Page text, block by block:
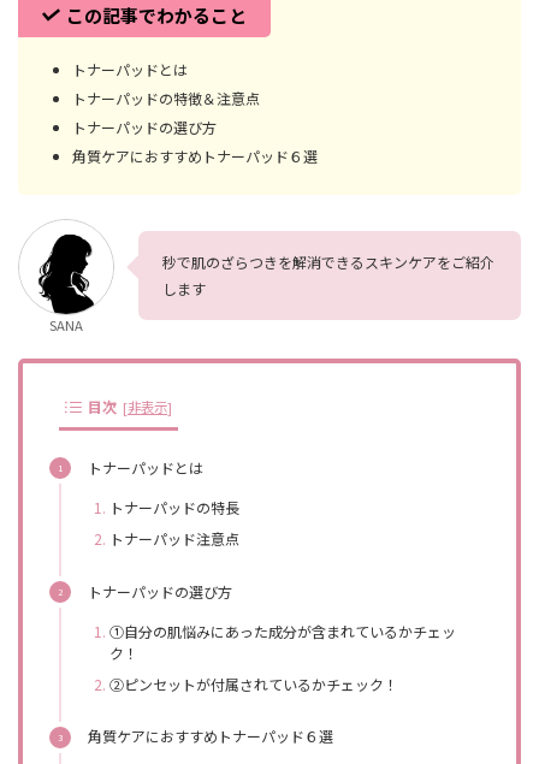
この記事でわかること
トナーパッドとは
トナーパッドの特徴＆注意点
トナーパッドの選び方
角質ケアにおすすめトナーパッド６選
SANA
秒で肌のざらつきを解消できるスキンケアをご紹介
します
目次 [非表示]
トナーパッドとは
トナーパッドの特長
トナーパッド注意点
トナーパッドの選び方
①自分の肌悩みにあった成分が含まれているかチェッ
ク！
②ピンセットが付属されているかチェック！
角質ケアにおすすめトナーパッド６選